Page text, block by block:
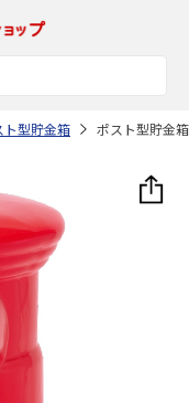
ト型貯金箱 ポスト型貯金